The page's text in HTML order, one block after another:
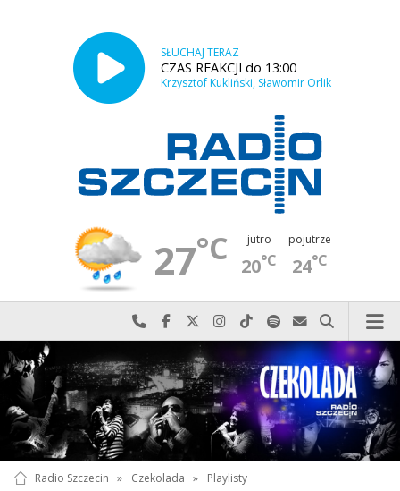
SŁUCHAJ TERAZ
CZAS REAKCJI do 13:00
Krzysztof Kukliński, Sławomir Orlik
27°C jutro
20°C
pojutrze
24°C
Najlepiej po prostu do nas zadzwoń
Odwiedź nas na Facebook-u
Odwiedź nas na X
Odwiedź nas na Instagram-ie
Odwiedź nas na TikTok-u
Szukaj nas na Spotify
Wyślij do nas
Szukaj
Radio Szczecin » Czekolada » Playlisty